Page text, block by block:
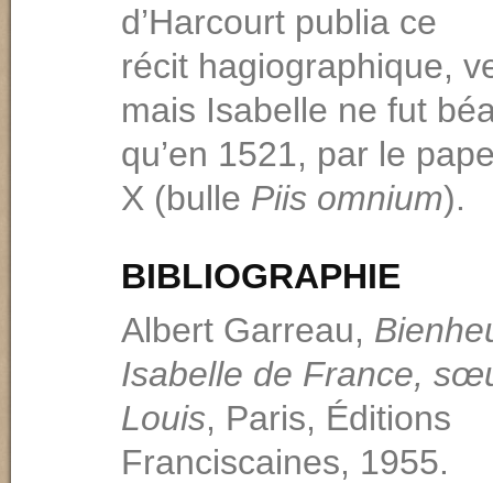
d’Harcourt publia ce
récit hagiographique,
mais Isabelle ne fut
qu’en 1521, par le
X (bulle Piis omnium).
BIBLIOGRAPHIE
Albert Garreau,
Isabelle de France,
Louis, Paris, Éditions
Franciscaines, 1955.